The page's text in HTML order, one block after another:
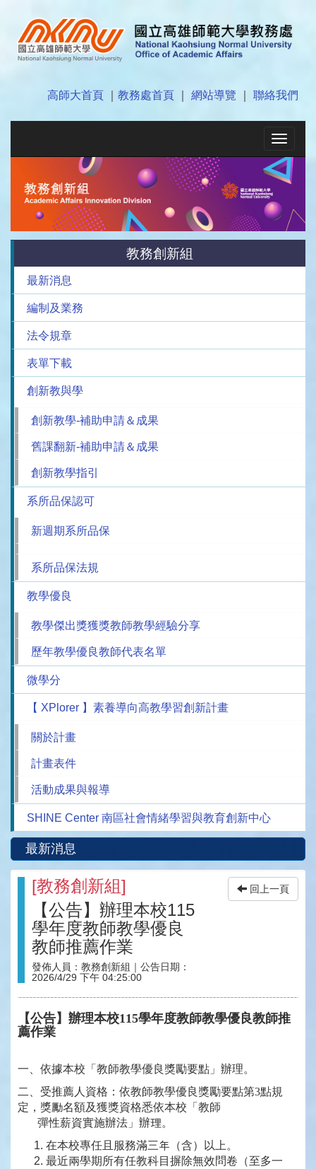
高師大首頁 教務處首頁 網站導覽 聯絡我們
Toggle
教務創新組
最新消息
編制及業務
法令規章
表單下載
創新教與學
創新教學-補助申請＆成果
舊課翻新-補助申請＆成果
創新教學指引
系所品保認可
新週期系所品保
系所品保法規
教學優良
教學傑出獎獲獎教師教學經驗分享
歷年教學優良教師代表名單
微學分
【 XPlorer 】素養導向高教學習創新計畫
關於計畫
計畫表件
活動成果與報導
SHINE Center 南區社會情緒學習與教育創新中心
最新消息
[教務創新組]
【公告】辦理本校115
學年度教師教學優良
教師推薦作業
發佈人員： 教務創新組 ｜公告日期：
2026/4/29 下午 04:25:00
回上一頁
【公告】辦理本校115學年度教師教學優良教師推
薦作業
一、依據本校「教師教學優良獎勵要點」辦理。
二、受推薦人資格：依教師教學優良獎勵要點第3點規
定，獎勵名額及獲獎資格悉依本校「教師
彈性薪資實施辦法」辦理。
在本校專任且服務滿三年（含）以上。
最近兩學期所有任教科目摒除無效問卷（至多一